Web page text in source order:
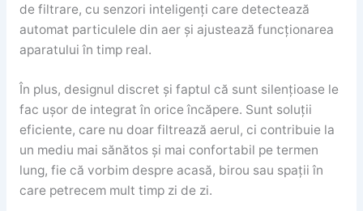
de filtrare, cu senzori inteligenți care detectează
automat particulele din aer și ajustează funcționarea
aparatului în timp real.
În plus, designul discret și faptul că sunt silențioase le
fac ușor de integrat în orice încăpere. Sunt soluții
eficiente, care nu doar filtrează aerul, ci contribuie la
un mediu mai sănătos și mai confortabil pe termen
lung, fie că vorbim despre acasă, birou sau spații în
care petrecem mult timp zi de zi.